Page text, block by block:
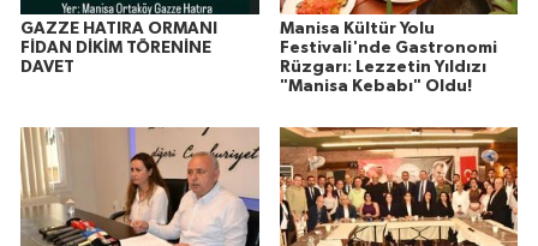
GAZZE HATIRA ORMANI
FİDAN DİKİM TÖRENİNE
DAVET
Manisa Kültür Yolu
Festivali'nde Gastronomi
Rüzgarı: Lezzetin Yıldızı
"Manisa Kebabı" Oldu!